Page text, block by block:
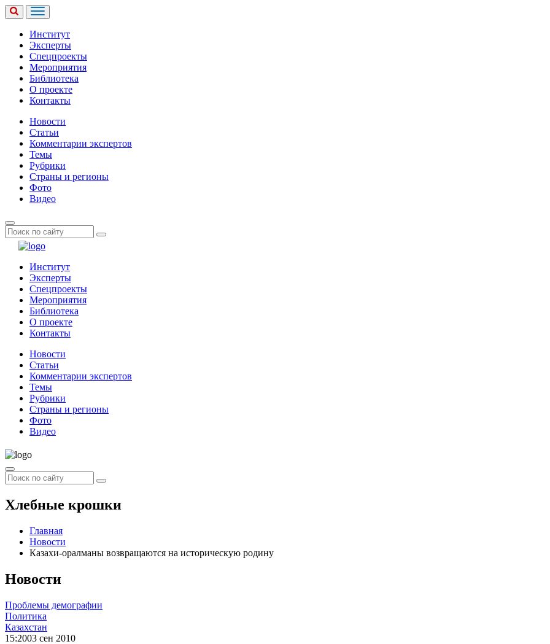
Институт
Эксперты
Спецпроекты
Мероприятия
Библиотека
О проекте
Контакты
Новости
Статьи
Комментарии экспертов
Темы
Рубрики
Страны и регионы
Фото
Видео
Институт
Эксперты
Спецпроекты
Мероприятия
Библиотека
О проекте
Контакты
Новости
Статьи
Комментарии экспертов
Темы
Рубрики
Страны и регионы
Фото
Видео
Хлебные крошки
Главная
Новости
Казахи-оралманы возвращаются на историческую родину
Новости
Проблемы демографии
Политика
Казахстан
15:2003 сен 2010